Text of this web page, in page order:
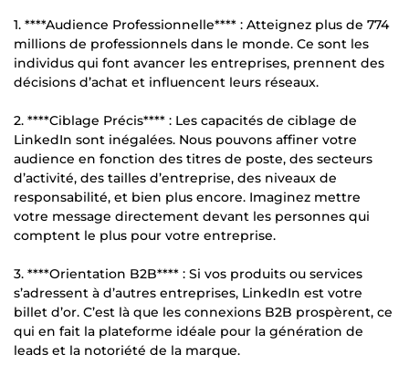
1. ****Audience Professionnelle**** : Atteignez plus de 774
millions de professionnels dans le monde. Ce sont les
individus qui font avancer les entreprises, prennent des
décisions d’achat et influencent leurs réseaux.
2. ****Ciblage Précis**** : Les capacités de ciblage de
LinkedIn sont inégalées. Nous pouvons affiner votre
audience en fonction des titres de poste, des secteurs
d’activité, des tailles d’entreprise, des niveaux de
responsabilité, et bien plus encore. Imaginez mettre
votre message directement devant les personnes qui
comptent le plus pour votre entreprise.
3. ****Orientation B2B**** : Si vos produits ou services
s’adressent à d’autres entreprises, LinkedIn est votre
billet d’or. C’est là que les connexions B2B prospèrent, ce
qui en fait la plateforme idéale pour la génération de
leads et la notoriété de la marque.